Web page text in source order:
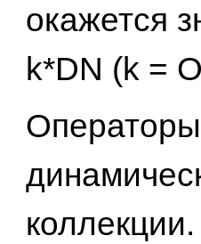
окажется
k*DN (k =